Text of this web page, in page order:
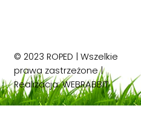
© 2023 ROPED | Wszelkie
prawa zastrzeżone |
Realizacja:WEBRABBIT